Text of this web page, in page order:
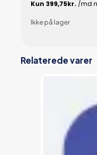
Ikke på lager
Relaterede varer